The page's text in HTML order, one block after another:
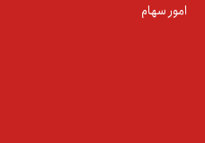
امور سهام